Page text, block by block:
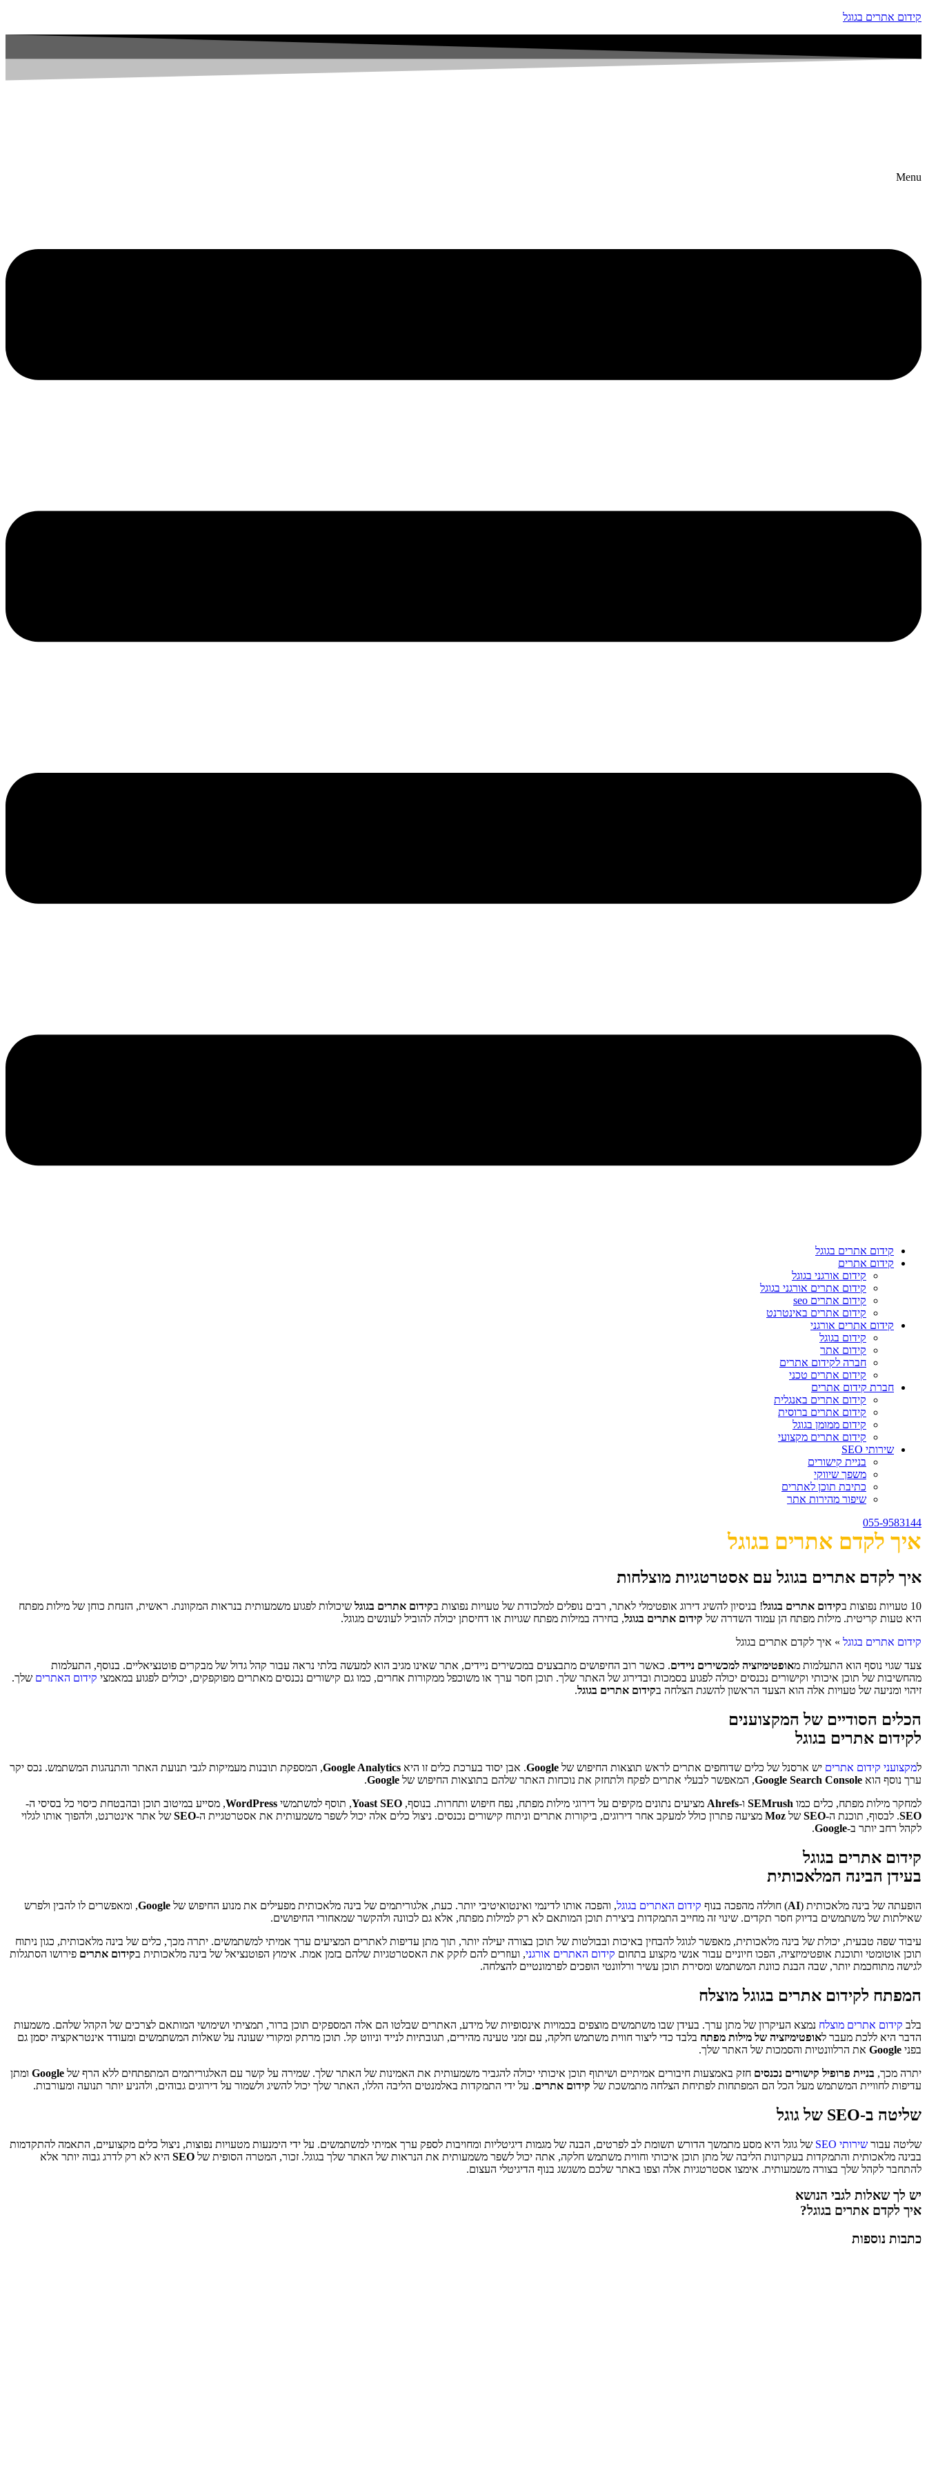
קידום אתרים בגוגל
Menu
קידום אתרים בגוגל
קידום אתרים
קידום אורגני בגוגל
קידום אתרים אורגני בגוגל
קידום אתרים seo
קידום אתרים באינטרנט
קידום אתרים אורגני
קידום בגוגל
קידום אתר
חברה לקידום אתרים
קידום אתרים טכני
חברת קידום אתרים
קידום אתרים באנגלית
קידום אתרים ברוסית
קידום ממומן בגוגל
קידום אתרים מקצועי
שירותי SEO
בניית קישורים
משפך שיווקי
כתיבת תוכן לאתרים
שיפור מהירות אתר
055-9583144
איך לקדם אתרים בגוגל
איך לקדם אתרים בגוגל עם אסטרטגיות מוצלחות
10 טעויות נפוצות ב קידום אתרים בגוגל! בניסיון להשיג דירוג אופטימלי לאתר, רבים נופלים למלכודת של טעויות נפוצות בקידום אתרים בגוגל שיכולות לפגוע משמעותית בנראות המקוונת. ראשית, הזנחת כוחן של מילות מפתח
היא טעות קריטית. מילות מפתח הן עמוד השדרה של קידום אתרים בגוגל, בחירה במילות מפתח שגויות או דחיסתן יכולה להוביל לעונשים מגוגל.
קידום אתרים בגוגל » איך לקדם אתרים בגוגל
צעד שגוי נוסף הוא התעלמות מאופטימיזציה למכשירים ניידים. כאשר רוב החיפושים מתבצעים במכשירים ניידים, אתר שאינו מגיב הוא למעשה בלתי נראה עבור קהל גדול של מבקרים פוטנציאליים. בנוסף, התעלמות
מהחשיבות של תוכן איכותי וקישורים נכנסים יכולה לפגוע בסמכות ובדירוג של האתר שלך. תוכן חסר ערך או משוכפל ממקורות אחרים, כמו גם קישורים נכנסים מאתרים מפוקפקים, יכולים לפגוע במאמצי קידום האתרים שלך.
זיהוי ומניעה של טעויות אלה הוא הצעד הראשון להשגת הצלחה בקידום אתרים בגוגל.
הכלים הסודיים של המקצוענים
לקידום אתרים בגוגל
למקצועני קידום אתרים יש ארסנל של כלים שדוחפים אתרים לראש תוצאות החיפוש של Google. אבן יסוד בערכת כלים זו היא Google Analytics, המספקת תובנות מעמיקות לגבי תנועת האתר והתנהגות המשתמש. נכס יקר
ערך נוסף הוא Google Search Console, המאפשר לבעלי אתרים לפקח ולתחזק את נוכחות האתר שלהם בתוצאות החיפוש של Google
.
למחקר מילות מפתח, כלים כמו SEMrush ו-Ahrefs מציעים נתונים מקיפים על דירוגי מילות מפתח, נפח חיפוש ותחרות. בנוסף, Yoast SEO, תוסף למשתמשי WordPress, מסייע במיטוב תוכן ובהבטחת כיסוי כל בסיסי ה-
SEO. לבסוף, תוכנת ה-SEO של Moz מציעה פתרון כולל למעקב אחר דירוגים, ביקורות אתרים וניתוח קישורים נכנסים. ניצול כלים אלה יכול לשפר משמעותית את אסטרטגיית ה-SEO של אתר אינטרנט, ולהפוך אותו לגלוי
לקהל רחב יותר ב-Google
.
קידום אתרים בגוגל
בעידן הבינה המלאכותית
הופעתה של בינה מלאכותית (AI) חוללה מהפכה בנוף קידום האתרים בגוגל, והפכה אותו לדינמי ואינטואיטיבי יותר. כעת, אלגוריתמים של בינה מלאכותית מפעילים את מנוע החיפוש של Google, ומאפשרים לו להבין ולפרש
שאילתות של משתמשים בדיוק חסר תקדים. שינוי זה מחייב התמקדות ביצירת תוכן המותאם לא רק למילות מפתח, אלא גם לכוונה ולהקשר שמאחורי החיפושים.
עיבוד שפה טבעית, יכולת של בינה מלאכותית, מאפשר לגוגל להבחין באיכות ובבולטות של תוכן בצורה יעילה יותר, תוך מתן עדיפות לאתרים המציעים ערך אמיתי למשתמשים. יתרה מכך, כלים של בינה מלאכותית, כגון ניתוח
תוכן אוטומטי ותוכנת אופטימיזציה, הפכו חיוניים עבור אנשי מקצוע בתחום קידום האתרים אורגני, ועוזרים להם לזקק את האסטרטגיות שלהם בזמן אמת. אימוץ הפוטנציאל של בינה מלאכותית בקידום אתרים פירושו הסתגלות
לגישה מתוחכמת יותר, שבה הבנת כוונת המשתמש ומסירת תוכן עשיר ורלוונטי הופכים לפרמונטיים להצלחה.
המפתח לקידום אתרים בגוגל מוצלח
בלב קידום אתרים מוצלח נמצא העיקרון של מתן ערך. בעידן שבו משתמשים מוצפים בכמויות אינסופיות של מידע, האתרים שבלטו הם אלה המספקים תוכן ברור, תמציתי ושימושי המותאם לצרכים של הקהל שלהם. משמעות
הדבר היא ללכת מעבר לאופטימיזציה של מילות מפתח בלבד כדי ליצור חווית משתמש חלקה, עם זמני טעינה מהירים, תגובתיות לנייד וניווט קל. תוכן מרתק ומקורי שעונה על שאלות המשתמשים ומעודד אינטראקציה יסמן גם
בפני Google את הרלוונטיות והסמכות של האתר שלך.
יתרה מכך, בניית פרופיל קישורים נכנסים חזק באמצעות חיבורים אמיתיים ושיתוף תוכן איכותי יכולה להגביר משמעותית את האמינות של האתר שלך. שמירה על קשר עם האלגוריתמים המתפתחים ללא הרף של Google ומתן
עדיפות לחוויית המשתמש מעל הכל הם המפתחות לפתיחת הצלחה מתמשכת של קידום אתרים. על ידי התמקדות באלמנטים הליבה הללו, האתר שלך יכול להשיג ולשמור על דירוגים גבוהים, ולהניע יותר תנועה ומעורבות.
שליטה ב-SEO של גוגל
שליטה עבור שירותי SEO
של גוגל היא מסע מתמשך הדורש תשומת לב לפרטים, הבנה של מגמות דיגיטליות ומחויבות לספק ערך אמיתי למשתמשים. על ידי הימנעות מטעויות נפוצות, ניצול כלים מקצועיים, התאמה להתקדמות
בבינה מלאכותית והתמקדות בעקרונות הליבה של מתן תוכן איכותי וחווית משתמש חלקה, אתה יכול לשפר משמעותית את הנראות של האתר שלך בגוגל. זכור, המטרה הסופית של SEO היא לא רק לדרג גבוה יותר אלא
להתחבר לקהל שלך בצורה משמעותית. אימצו אסטרטגיות אלה וצפו באתר שלכם משגשג בנוף הדיגיטלי העצום.
יש לך שאלות לגבי הנושא
איך לקדם אתרים בגוגל?
כתבות נוספות